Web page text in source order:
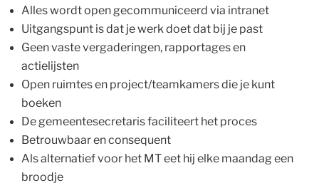
Alles wordt open gecommuniceerd via intranet
Uitgangspunt is dat je werk doet dat bij je past
Geen vaste vergaderingen, rapportages en
actielijsten
Open ruimtes en project/teamkamers die je kunt
boeken
De gemeentesecretaris faciliteert het proces
Betrouwbaar en consequent
Als alternatief voor het MT eet hij elke maandag een
broodje